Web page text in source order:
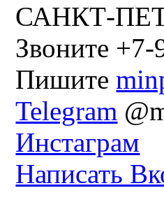
САНКТ-
Звоните
Пишите
Telegram
Инстаграм
Написать